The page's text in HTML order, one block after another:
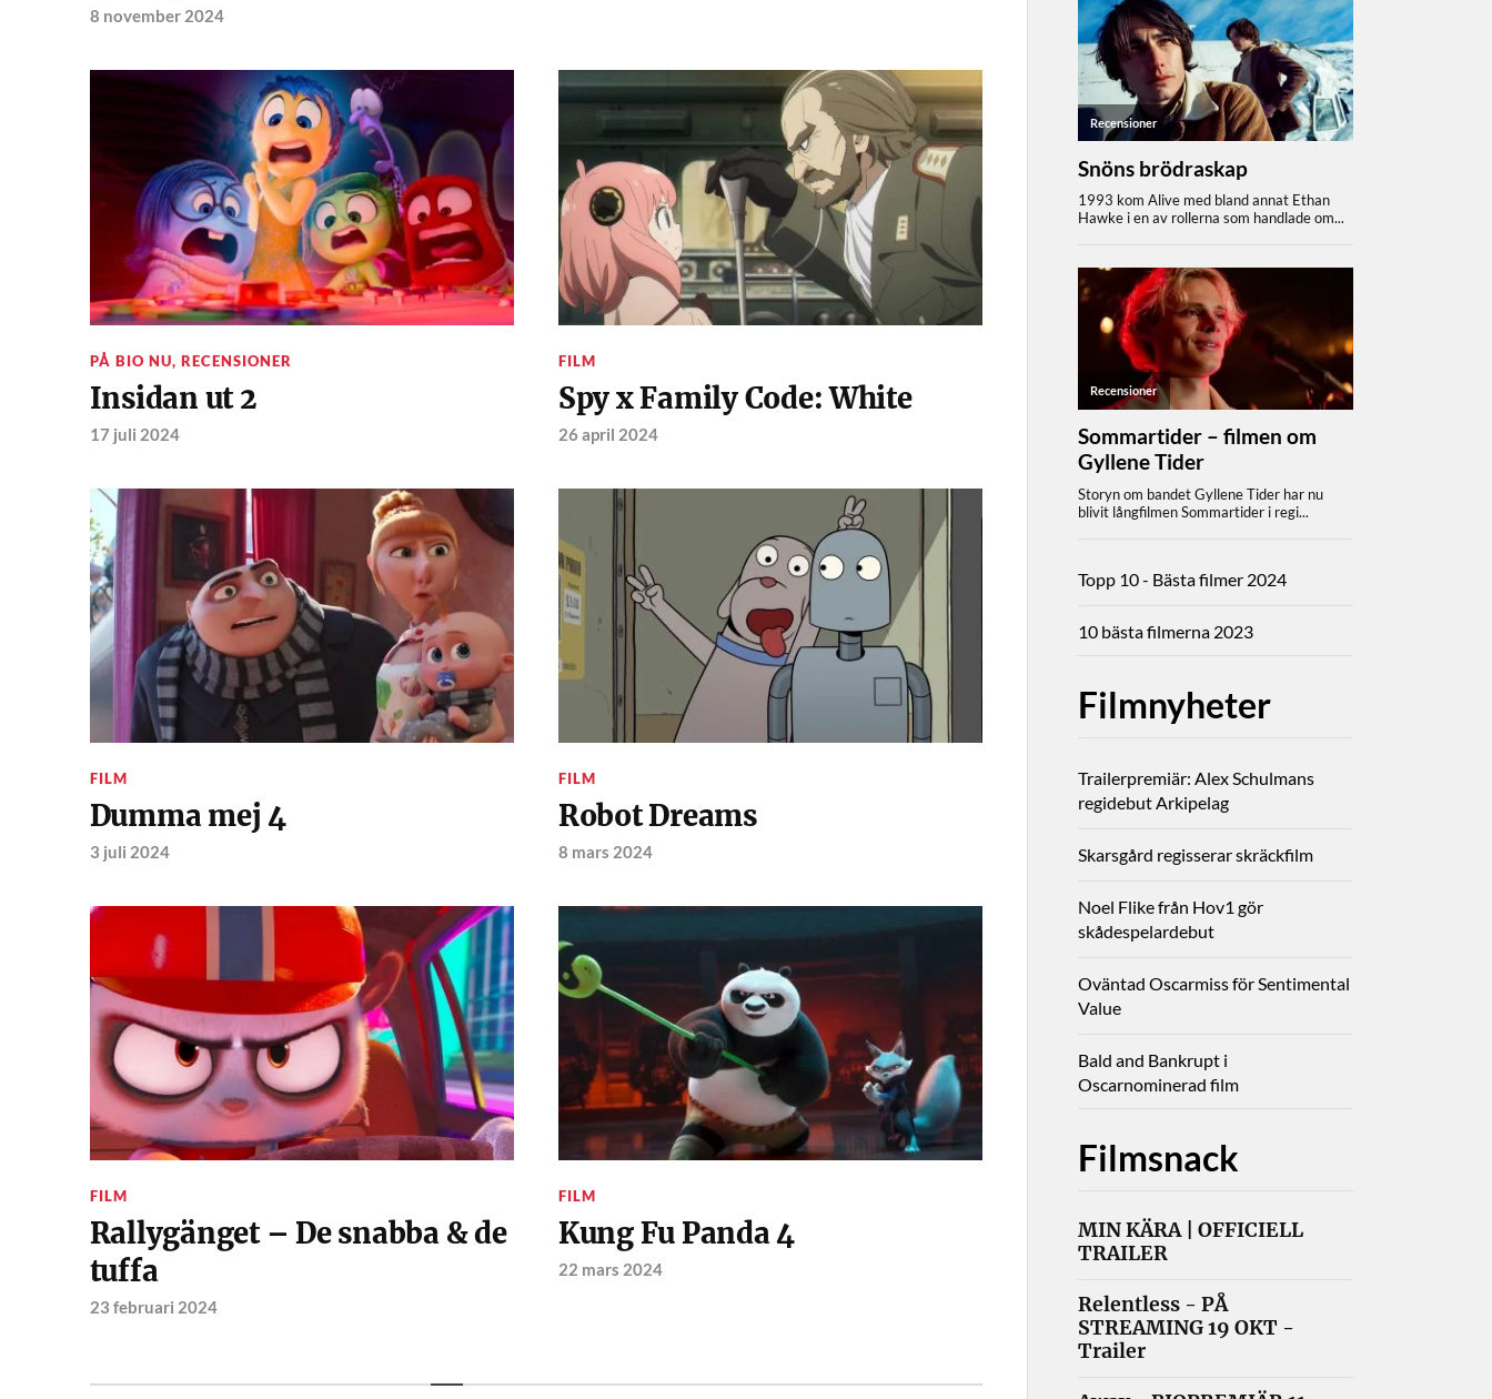
8 november 2024
PÅ BIO NU, RECENSIONER
Insidan ut 2
17 juli 2024
FILM
Spy x Family Code: White
26 april 2024
FILM
Dumma mej 4
3 juli 2024
FILM
Robot Dreams
8 mars 2024
FILM
Rallygänget – De snabba & de
tuffa
23 februari 2024
FILM
Kung Fu Panda 4
22 mars 2024
Topp 10 - Bästa filmer 2024
10 bästa filmerna 2023
Filmnyheter
Trailerpremiär: Alex Schulmans
regidebut Arkipelag
Skarsgård regisserar skräckfilm
Noel Flike från Hov1 gör
skådespelardebut
Oväntad Oscarmiss för Sentimental
Value
Bald and Bankrupt i
Oscarnominerad film
Filmsnack
MIN KÄRA | OFFICIELL
TRAILER
Relentless - PÅ
STREAMING 19 OKT -
Trailer